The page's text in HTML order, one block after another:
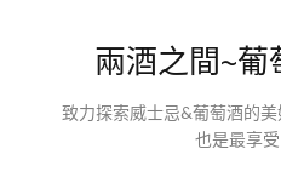
兩酒之間~
致力探索威士忌&葡萄酒的
也是最享受